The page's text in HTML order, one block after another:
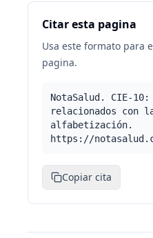
Citar esta pagina
Usa este formato para
pagina.
NotaSalud. CIE-
relacionados con
alfabetización.
https://
Copiar cita